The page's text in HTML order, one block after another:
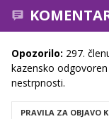
Opozorilo: 297.
kazensko
nestrpnosti.
PRAVILA ZA OBJAVO